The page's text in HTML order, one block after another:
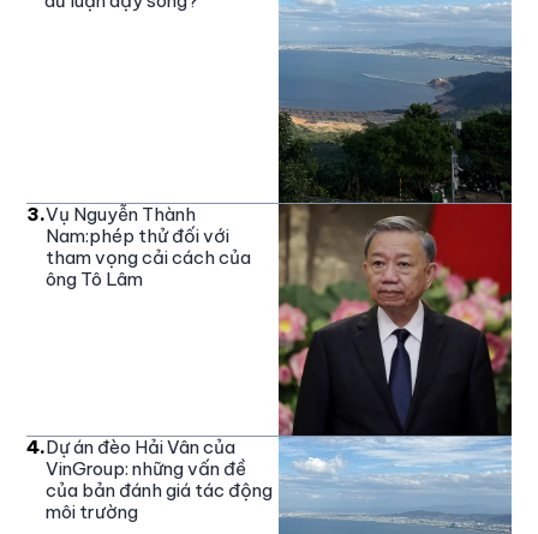
3.Vụ Nguyễn Thành
Nam:phép thử đối với
tham vọng cải cách của
ông Tô Lâm
4.Dự án đèo Hải Vân của
VinGroup: những vấn đề
của bản đánh giá tác động
môi trường